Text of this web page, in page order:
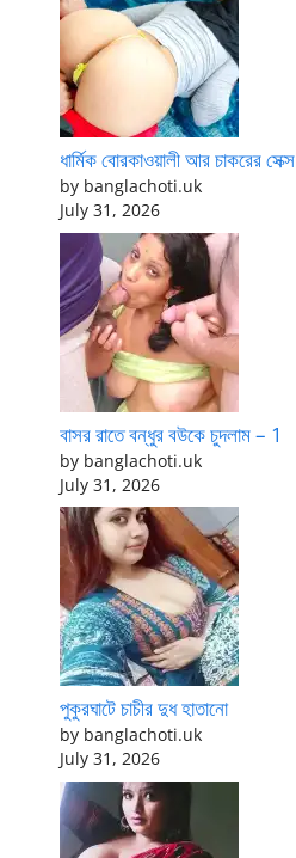
ধার্মিক বোরকাওয়ালী আর চাকরের সেক্স
by banglachoti.uk
July 31, 2026
বাসর রাতে বন্ধুর বউকে চুদলাম – 1
by banglachoti.uk
July 31, 2026
পুকুরঘাটে চাচীর দুধ হাতানো
by banglachoti.uk
July 31, 2026